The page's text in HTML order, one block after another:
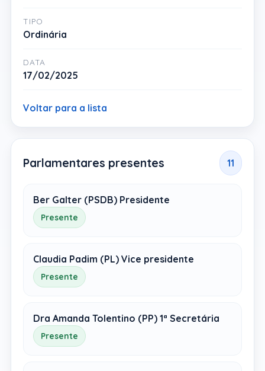
TIPO
Ordinária
DATA
17/02/2025
Voltar para a lista
Parlamentares presentes 11
Ber Galter (PSDB) Presidente
Presente
Claudia Padim (PL) Vice presidente
Presente
Dra Amanda Tolentino (PP) 1ª Secretária
Presente